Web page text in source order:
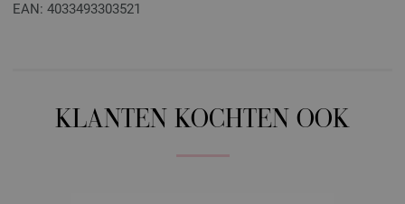
EAN: 4033493303521
KLANTEN KOCHTEN OOK